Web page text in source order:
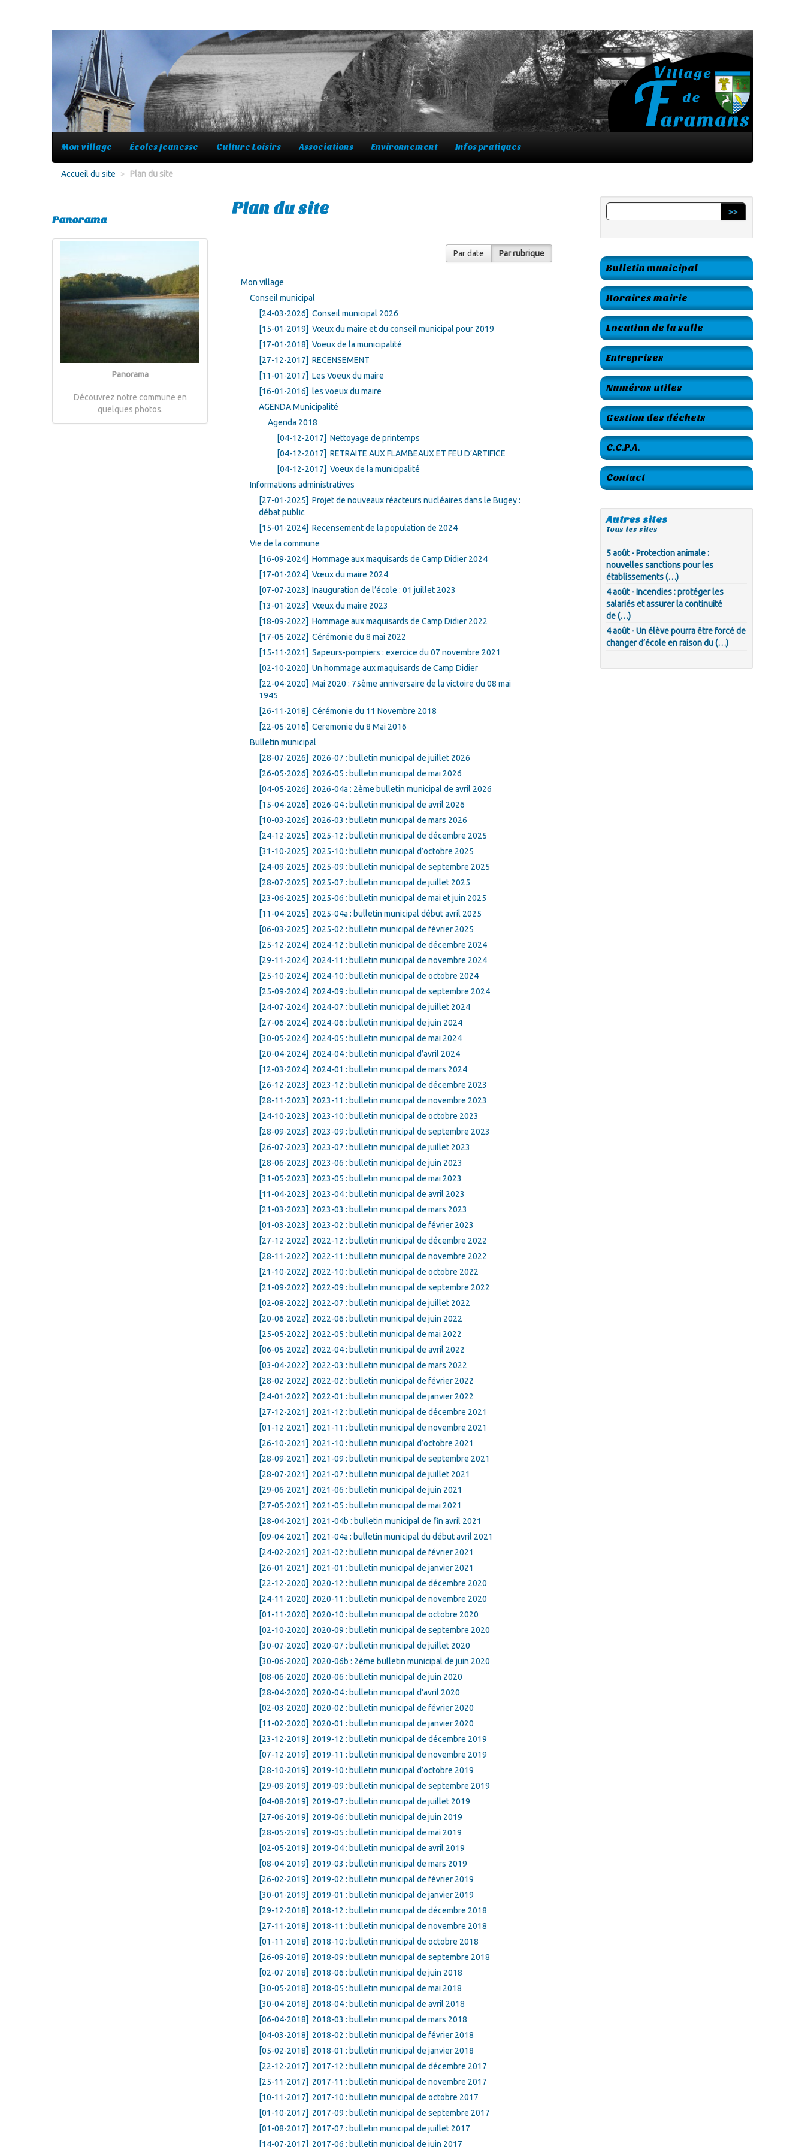
Mon village Écoles Jeunesse Culture Loisirs Associations Environnement Infos pratiques
Accueil du site > Plan du site
Plan du site
Par date Par rubrique
Mon village
Conseil municipal
[24-03-2026] Conseil municipal 2026
[15-01-2019] Vœux du maire et du conseil municipal pour 2019
[17-01-2018] Voeux de la municipalité
[27-12-2017] RECENSEMENT
[11-01-2017] Les Voeux du maire
[16-01-2016] les voeux du maire
AGENDA Municipalité
Agenda 2018
[04-12-2017] Nettoyage de printemps
[04-12-2017] RETRAITE AUX FLAMBEAUX ET FEU D’ARTIFICE
[04-12-2017] Voeux de la municipalité
Informations administratives
[27-01-2025] Projet de nouveaux réacteurs nucléaires dans le Bugey :
débat public
[15-01-2024] Recensement de la population de 2024
Vie de la commune
[16-09-2024] Hommage aux maquisards de Camp Didier 2024
[17-01-2024] Vœux du maire 2024
[07-07-2023] Inauguration de l’école : 01 juillet 2023
[13-01-2023] Vœux du maire 2023
[18-09-2022] Hommage aux maquisards de Camp Didier 2022
[17-05-2022] Cérémonie du 8 mai 2022
[15-11-2021] Sapeurs-pompiers : exercice du 07 novembre 2021
[02-10-2020] Un hommage aux maquisards de Camp Didier
[22-04-2020] Mai 2020 : 75ème anniversaire de la victoire du 08 mai
1945
[26-11-2018] Cérémonie du 11 Novembre 2018
[22-05-2016] Ceremonie du 8 Mai 2016
Bulletin municipal
[28-07-2026] 2026-07 : bulletin municipal de juillet 2026
[26-05-2026] 2026-05 : bulletin municipal de mai 2026
[04-05-2026] 2026-04a : 2ème bulletin municipal de avril 2026
[15-04-2026] 2026-04 : bulletin municipal de avril 2026
[10-03-2026] 2026-03 : bulletin municipal de mars 2026
[24-12-2025] 2025-12 : bulletin municipal de décembre 2025
[31-10-2025] 2025-10 : bulletin municipal d’octobre 2025
[24-09-2025] 2025-09 : bulletin municipal de septembre 2025
[28-07-2025] 2025-07 : bulletin municipal de juillet 2025
[23-06-2025] 2025-06 : bulletin municipal de mai et juin 2025
[11-04-2025] 2025-04a : bulletin municipal début avril 2025
[06-03-2025] 2025-02 : bulletin municipal de février 2025
[25-12-2024] 2024-12 : bulletin municipal de décembre 2024
[29-11-2024] 2024-11 : bulletin municipal de novembre 2024
[25-10-2024] 2024-10 : bulletin municipal de octobre 2024
[25-09-2024] 2024-09 : bulletin municipal de septembre 2024
[24-07-2024] 2024-07 : bulletin municipal de juillet 2024
[27-06-2024] 2024-06 : bulletin municipal de juin 2024
[30-05-2024] 2024-05 : bulletin municipal de mai 2024
[20-04-2024] 2024-04 : bulletin municipal d’avril 2024
[12-03-2024] 2024-01 : bulletin municipal de mars 2024
[26-12-2023] 2023-12 : bulletin municipal de décembre 2023
[28-11-2023] 2023-11 : bulletin municipal de novembre 2023
[24-10-2023] 2023-10 : bulletin municipal de octobre 2023
[28-09-2023] 2023-09 : bulletin municipal de septembre 2023
[26-07-2023] 2023-07 : bulletin municipal de juillet 2023
[28-06-2023] 2023-06 : bulletin municipal de juin 2023
[31-05-2023] 2023-05 : bulletin municipal de mai 2023
[11-04-2023] 2023-04 : bulletin municipal de avril 2023
[21-03-2023] 2023-03 : bulletin municipal de mars 2023
[01-03-2023] 2023-02 : bulletin municipal de février 2023
[27-12-2022] 2022-12 : bulletin municipal de décembre 2022
[28-11-2022] 2022-11 : bulletin municipal de novembre 2022
[21-10-2022] 2022-10 : bulletin municipal de octobre 2022
[21-09-2022] 2022-09 : bulletin municipal de septembre 2022
[02-08-2022] 2022-07 : bulletin municipal de juillet 2022
[20-06-2022] 2022-06 : bulletin municipal de juin 2022
[25-05-2022] 2022-05 : bulletin municipal de mai 2022
[06-05-2022] 2022-04 : bulletin municipal de avril 2022
[03-04-2022] 2022-03 : bulletin municipal de mars 2022
[28-02-2022] 2022-02 : bulletin municipal de février 2022
[24-01-2022] 2022-01 : bulletin municipal de janvier 2022
[27-12-2021] 2021-12 : bulletin municipal de décembre 2021
[01-12-2021] 2021-11 : bulletin municipal de novembre 2021
[26-10-2021] 2021-10 : bulletin municipal d’octobre 2021
[28-09-2021] 2021-09 : bulletin municipal de septembre 2021
[28-07-2021] 2021-07 : bulletin municipal de juillet 2021
[29-06-2021] 2021-06 : bulletin municipal de juin 2021
[27-05-2021] 2021-05 : bulletin municipal de mai 2021
[28-04-2021] 2021-04b : bulletin municipal de fin avril 2021
[09-04-2021] 2021-04a : bulletin municipal du début avril 2021
[24-02-2021] 2021-02 : bulletin municipal de février 2021
[26-01-2021] 2021-01 : bulletin municipal de janvier 2021
[22-12-2020] 2020-12 : bulletin municipal de décembre 2020
[24-11-2020] 2020-11 : bulletin municipal de novembre 2020
[01-11-2020] 2020-10 : bulletin municipal de octobre 2020
[02-10-2020] 2020-09 : bulletin municipal de septembre 2020
[30-07-2020] 2020-07 : bulletin municipal de juillet 2020
[30-06-2020] 2020-06b : 2ème bulletin municipal de juin 2020
[08-06-2020] 2020-06 : bulletin municipal de juin 2020
[28-04-2020] 2020-04 : bulletin municipal d’avril 2020
[02-03-2020] 2020-02 : bulletin municipal de février 2020
[11-02-2020] 2020-01 : bulletin municipal de janvier 2020
[23-12-2019] 2019-12 : bulletin municipal de décembre 2019
[07-12-2019] 2019-11 : bulletin municipal de novembre 2019
[28-10-2019] 2019-10 : bulletin municipal d’octobre 2019
[29-09-2019] 2019-09 : bulletin municipal de septembre 2019
[04-08-2019] 2019-07 : bulletin municipal de juillet 2019
[27-06-2019] 2019-06 : bulletin municipal de juin 2019
[28-05-2019] 2019-05 : bulletin municipal de mai 2019
[02-05-2019] 2019-04 : bulletin municipal de avril 2019
[08-04-2019] 2019-03 : bulletin municipal de mars 2019
[26-02-2019] 2019-02 : bulletin municipal de février 2019
[30-01-2019] 2019-01 : bulletin municipal de janvier 2019
[29-12-2018] 2018-12 : bulletin municipal de décembre 2018
[27-11-2018] 2018-11 : bulletin municipal de novembre 2018
[01-11-2018] 2018-10 : bulletin municipal de octobre 2018
[26-09-2018] 2018-09 : bulletin municipal de septembre 2018
[02-07-2018] 2018-06 : bulletin municipal de juin 2018
[30-05-2018] 2018-05 : bulletin municipal de mai 2018
[30-04-2018] 2018-04 : bulletin municipal de avril 2018
[06-04-2018] 2018-03 : bulletin municipal de mars 2018
[04-03-2018] 2018-02 : bulletin municipal de février 2018
[05-02-2018] 2018-01 : bulletin municipal de janvier 2018
[22-12-2017] 2017-12 : bulletin municipal de décembre 2017
[25-11-2017] 2017-11 : bulletin municipal de novembre 2017
[10-11-2017] 2017-10 : bulletin municipal de octobre 2017
[01-10-2017] 2017-09 : bulletin municipal de septembre 2017
[01-08-2017] 2017-07 : bulletin municipal de juillet 2017
[14-07-2017] 2017-06 : bulletin municipal de juin 2017
>>
Bulletin municipal
Horaires mairie
Location de la salle
Entreprises
Numéros utiles
Gestion des déchets
C.C.P.A.
Contact
Autres sites
Tous les sites
5 août - Protection animale :
nouvelles sanctions pour les
établissements (…)
4 août - Incendies : protéger les
salariés et assurer la continuité
de (…)
4 août - Un élève pourra être forcé de
changer d’école en raison du (…)
Panorama
Panorama
Découvrez notre commune en
quelques photos.